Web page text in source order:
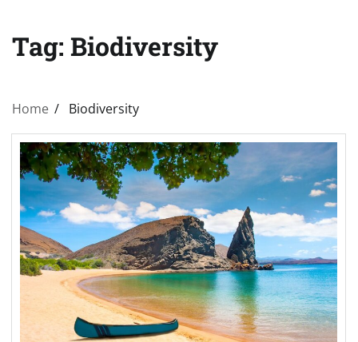
Tag: Biodiversity
Home Biodiversity